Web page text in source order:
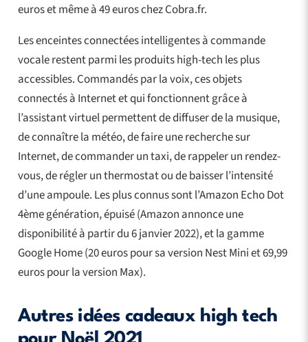
euros et même à 49 euros chez Cobra.fr.
Les enceintes connectées intelligentes à commande
vocale restent parmi les produits high-tech les plus
accessibles. Commandés par la voix, ces objets
connectés à Internet et qui fonctionnent grâce à
l’assistant virtuel permettent de diffuser de la musique,
de connaître la météo, de faire une recherche sur
Internet, de commander un taxi, de rappeler un rendez-
vous, de régler un thermostat ou de baisser l’intensité
d’une ampoule. Les plus connus sont l’Amazon Echo Dot
4ème génération, épuisé (Amazon annonce une
disponibilité à partir du 6 janvier 2022), et la gamme
Google Home (20 euros pour sa version Nest Mini et 69,99
euros pour la version Max).
Autres idées cadeaux high tech